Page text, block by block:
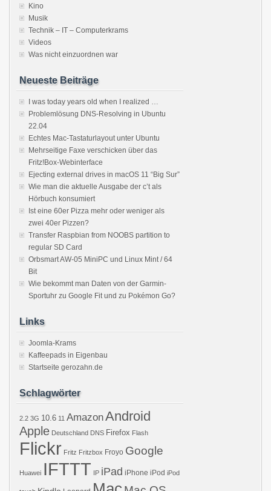
Kino
Musik
Technik – IT – Computerkrams
Videos
Was nicht einzuordnen war
Neueste Beiträge
I was today years old when I realized …
Problemlösung DNS-Resolving in Ubuntu
22.04
Echtes Mac-Tastaturlayout unter Ubuntu
Mehrseitige Faxe verschicken über das
Fritz!Box-Webinterface
Ejecting external drives in macOS 11 “Big Sur”
Wie man die aktuelle Ausgabe der c’t als
Hörbuch konsumiert
Ist eine 60er Pizza mehr oder weniger als
zwei 40er Pizzen?
Transfer Raspbian from NOOBS partition to
regular SD Card
Orbsmart AW-05 MiniPC und Linux Mint / 64
Bit
Wie bekommt man Daten von der Garmin-
Sportuhr zu Google Fit und zu Pokémon Go?
Links
Joomla-Krams
Kaffeepads in Eigenbau
Startseite gerozahn.de
Schlagwörter
2.2 3G 10.6 11 AmazonAndroid
Apple Deutschland DNS Firefox Flash
Flickr Fritz Fritzbox Froyo Google
Huawei IFTTT IP iPad iPhone iPod iPod